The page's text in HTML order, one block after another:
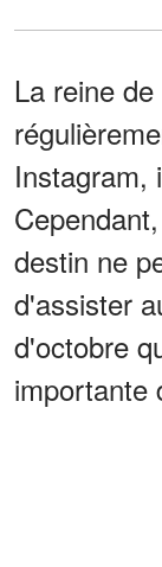
La reine
Instagram,
destin ne
d'assister
d'octobre
importante